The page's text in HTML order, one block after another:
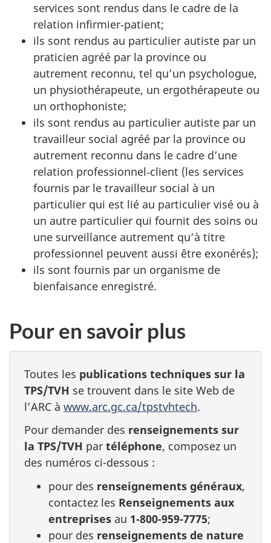
services sont rendus dans le cadre de la
relation infirmier‑patient;
ils sont rendus au particulier autiste par un
praticien agréé par la province ou
autrement reconnu, tel qu’un psychologue,
un physiothérapeute, un ergothérapeute ou
un orthophoniste;
ils sont rendus au particulier autiste par un
travailleur social agréé par la province ou
autrement reconnu dans le cadre d’une
relation professionnel‑client (les services
fournis par le travailleur social à un
particulier qui est lié au particulier visé ou à
un autre particulier qui fournit des soins ou
une surveillance autrement qu’à titre
professionnel peuvent aussi être exonérés);
ils sont fournis par un organisme de
bienfaisance enregistré.
Pour en savoir plus
Toutes les publications techniques sur la
TPS/TVH se trouvent dans le site Web de
l’ARC à www.arc.gc.ca/tpstvhtech.
Pour demander des renseignements sur
la TPS/TVH par téléphone, composez un
des numéros ci-dessous :
pour des renseignements généraux,
contactez les Renseignements aux
entreprises au 1‑800‑959‑7775;
pour des renseignements de nature